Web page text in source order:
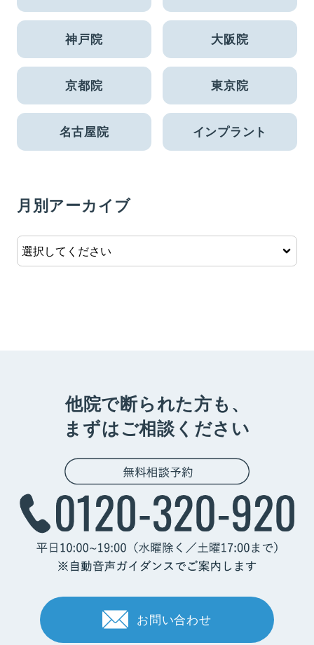
神戸院 大阪院
京都院 東京院
名古屋院 インプラント
月別アーカイブ
他院で断られた方も、
まずはご相談ください
お問い合わせ